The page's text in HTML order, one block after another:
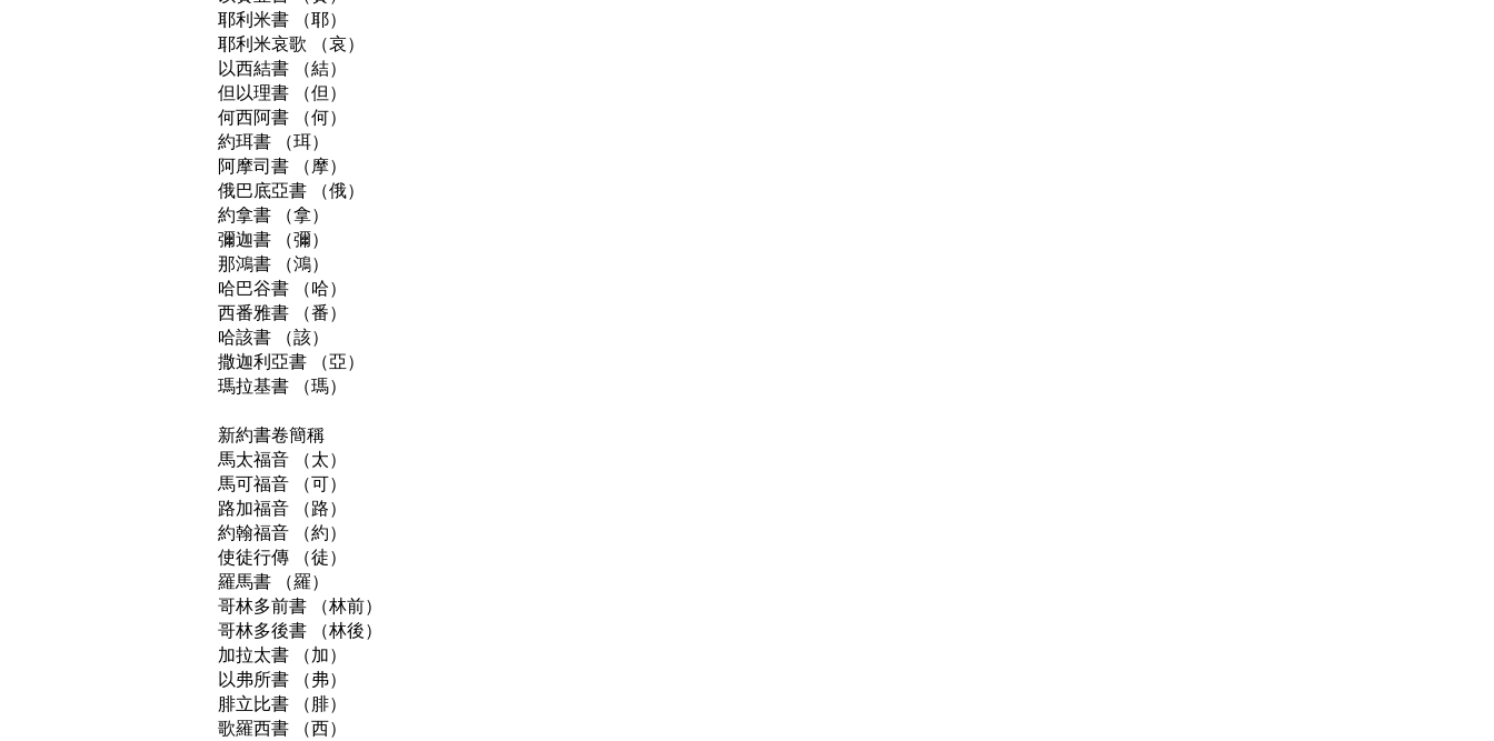
耶利米書 （耶）
耶利米哀歌 （哀）
以西結書 （結）
但以理書 （但）
何西阿書 （何）
約珥書 （珥）
阿摩司書 （摩）
俄巴底亞書 （俄）
約拿書 （拿）
彌迦書 （彌）
那鴻書 （鴻）
哈巴谷書 （哈）
西番雅書 （番）
哈該書 （該）
撒迦利亞書 （亞）
瑪拉基書 （瑪）
新約書卷簡稱
馬太福音 （太）
馬可福音 （可）
路加福音 （路）
約翰福音 （約）
使徒行傳 （徒）
羅馬書 （羅）
哥林多前書 （林前）
哥林多後書 （林後）
加拉太書 （加）
以弗所書 （弗）
腓立比書 （腓）
歌羅西書 （西）